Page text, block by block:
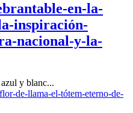
en-la-
inspiración-
nacional-y-la-
y blanc...